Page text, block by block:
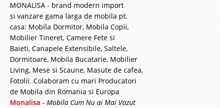
MONALISA - brand modern import
si vanzare gama larga de mobila pt.
casa: Mobila Dormitor, Mobila Copii,
Mobilier Tineret, Camere Fete si
Baieti, Canapele Extensibile, Saltele,
Dormitoare, Mobila Bucatarie, Mobilier
Living, Mese si Scaune, Masute de cafea,
Fotolii. Colaboram cu mari Producatori
de Mobila din Romania si Europa
Monalisa - Mobila Cum Nu ai Mai Vazut